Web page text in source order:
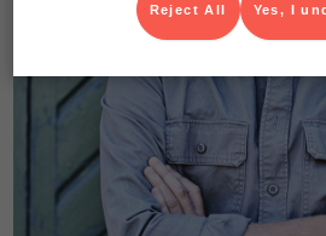
Yes, I
Reject All